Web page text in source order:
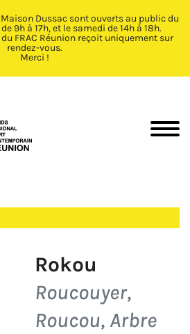
Fermer X
Dussac sont ouverts au public du
9h à 17h, et le samedi de 14h à 18h.
FRAC Réunion reçoit uniquement sur
rendez-vous.
Merci !
Rokou
Roucouyer,
Roucou, Arbre